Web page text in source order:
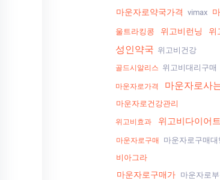
마운자로약국가격 vimax
울트라킹콩 위고비런닝 위
성인약국 위고비건강
골드시알리스 위고비대리구매
마운자로가격 마운자로사
마운자로건강관리
위고비효과 위고비다이어
마운자로구매 마운자로구매대
비아그라
마운자로구매가 마운자로